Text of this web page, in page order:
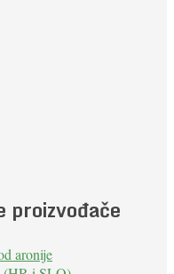
proizvođače
aronije